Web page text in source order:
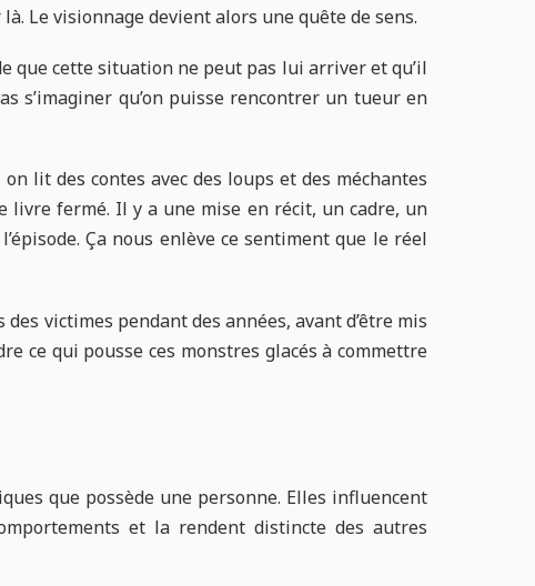
Le visionnage devient alors une quête de sens.
que cette situation ne peut pas lui arriver et qu’il
s’imaginer qu’on puisse rencontrer un tueur en
lit des contes avec des loups et des méchantes
livre fermé. Il y a une mise en récit, un cadre, un
Ça nous enlève ce sentiment que le réel
victimes pendant des années, avant d’être mis
ce qui pousse ces monstres glacés à commettre
que possède une personne. Elles influencent
et la rendent distincte des autres